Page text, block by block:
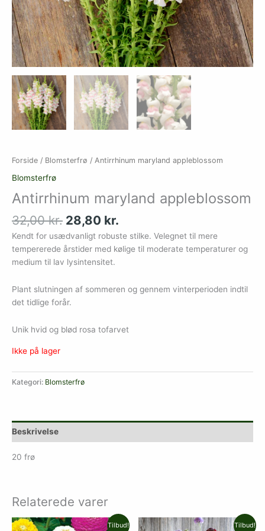
Forside / Blomsterfrø / Antirrhinum maryland appleblossom
Blomsterfrø
Antirrhinum maryland appleblossom
32,00kr. 28,80 kr.
Kendt for usædvanligt robuste stilke. Velegnet til mere
tempererede årstider med kølige til moderate temperaturer og
medium til lav lysintensitet.
Plant slutningen af ​​sommeren og gennem vinterperioden indtil
det tidlige forår.
Unik hvid og blød rosa tofarvet
Ikke på lager
Kategori: Blomsterfrø
Beskrivelse
20 frø
Relaterede varer
Tilbud!
Den
Den
Tilbud!
Den
Den